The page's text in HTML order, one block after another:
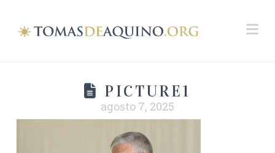
PICTURE1
agosto 7, 2025